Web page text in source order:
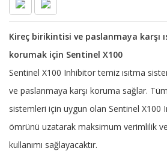
Kireç birikintisi ve paslanmaya karşı
korumak için Sentinel X100
Sentinel X100 Inhibitor temiz ısıtma
ve paslanmaya karşı koruma sağlar. Tüm
sistemleri için uygun olan Sentinel X100
ömrünü uzatarak maksimum verimlilik
kullanımı sağlayacaktır.